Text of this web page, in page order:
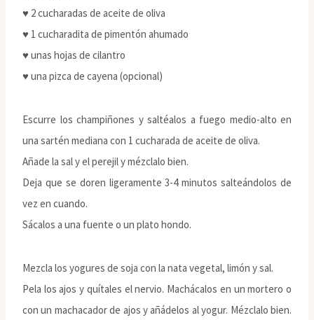
♥ 2 cucharadas de aceite de oliva
♥ 1 cucharadita de pimentón ahumado
♥ unas hojas de cilantro
♥ una pizca de cayena (opcional)
Escurre los champiñones y saltéalos a fuego medio-alto en
una sartén mediana con 1 cucharada de aceite de oliva.
Añade la sal y el perejil y mézclalo bien.
Deja que se doren ligeramente 3-4 minutos salteándolos de
vez en cuando.
Sácalos a una fuente o un plato hondo.
Mezcla los yogures de soja con la nata vegetal, limón y sal.
Pela los ajos y quítales el nervio. Machácalos en un mortero o
con un machacador de ajos y añádelos al yogur. Mézclalo bien.